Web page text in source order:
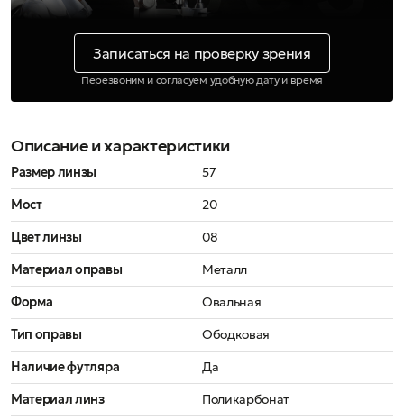
Записаться на проверку зрения
Перезвоним и согласуем удобную дату и время
Описание и характеристики
Размер линзы
57
Мост
20
Цвет линзы
08
Материал оправы
Металл
Форма
Овальная
Тип оправы
Ободковая
Наличие футляра
Да
Материал линз
Поликарбонат